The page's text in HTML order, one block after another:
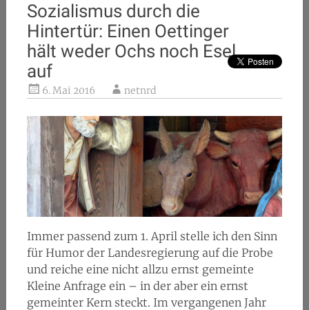
Sozialismus durch die
Hintertür: Einen Oettinger
hält weder Ochs noch Esel
auf
6. Mai 2016 netnrd
Immer passend zum 1. April stelle ich den Sinn
für Humor der Landesregierung auf die Probe
und reiche eine nicht allzu ernst gemeinte
Kleine Anfrage ein – in der aber ein ernst
gemeinter Kern steckt. Im vergangenen Jahr